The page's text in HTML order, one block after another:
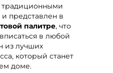
традиционными
представлен в
палитре, что
в любой
из лучших
который станет
доме.